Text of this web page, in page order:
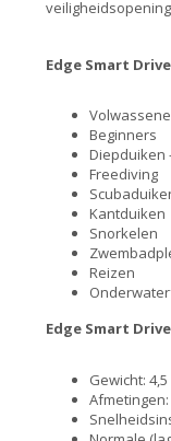
Edge Smart
Beginners
Diepduiken
Freediving
Kantduiken
Snorkelen
Reizen
Edge Smart
Gewicht:
Afmetingen: